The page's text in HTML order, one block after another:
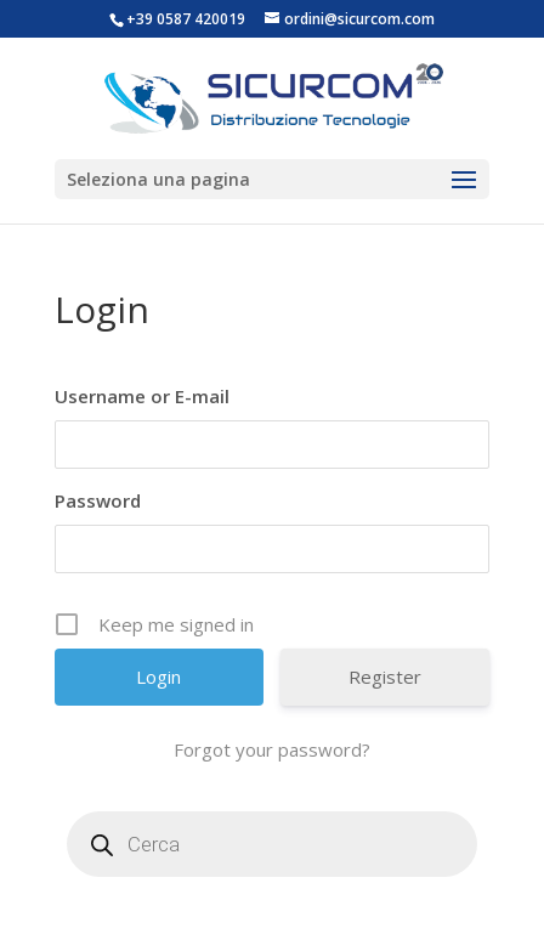
+39 0587 420019 ordini@sicurcom.com
Seleziona una pagina
Login
Username or E-mail
Password
Keep me signed in
Register
Forgot your password?
search